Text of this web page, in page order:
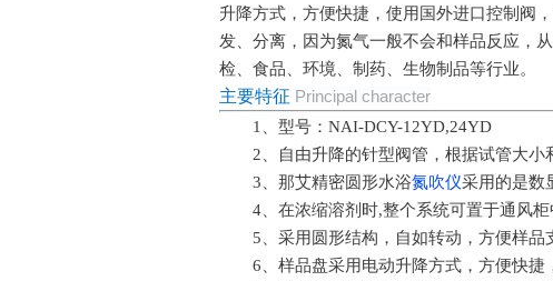
升降方式，方便快捷，使用国外进口控制阀
发、分离，因为氮气一般不会和样品反应，
检、食品、环境、制药、生物制品等行业。
主要特征 Principal character
1、型号：NAI-DCY-12YD,24YD
2、自由升降的针型阀管，根据试管大
3、那艾精密圆形水浴氮吹仪采用的是数
4、在浓缩溶剂时,整个系统可置于通风
5、采用圆形结构，自如转动，方便样品
6、样品盘采用电动升降方式，方便快